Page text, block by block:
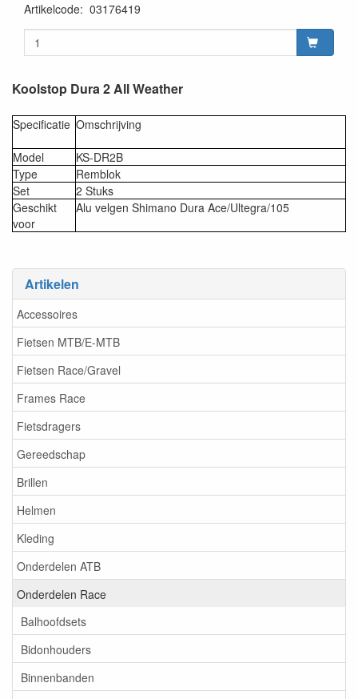
Artikelen
Accessoires
Fietsen MTB/E-MTB
Fietsen Race/Gravel
Frames Race
Fietsdragers
Gereedschap
Brillen
Helmen
Kleding
Onderdelen ATB
Onderdelen Race
Balhoofdsets
Bidonhouders
Binnenbanden
Artikelcode: 03176419
Koolstop Dura 2 All Weather
Specificatie Omschrijving
Model
KS-DR2B
Type
Remblok
Set
2 Stuks
Geschikt
voor
Alu velgen Shimano Dura Ace/Ultegra/105